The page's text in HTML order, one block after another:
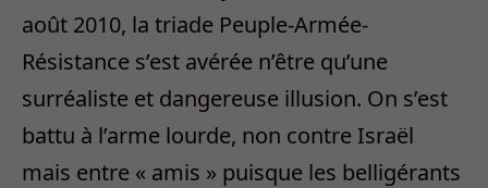
août 2010, la triade Peuple-Armée-
Résistance s’est avérée n’être qu’une
surréaliste et dangereuse illusion. On s’est
battu à l’arme lourde, non contre Israël
mais entre « amis » puisque les belligérants